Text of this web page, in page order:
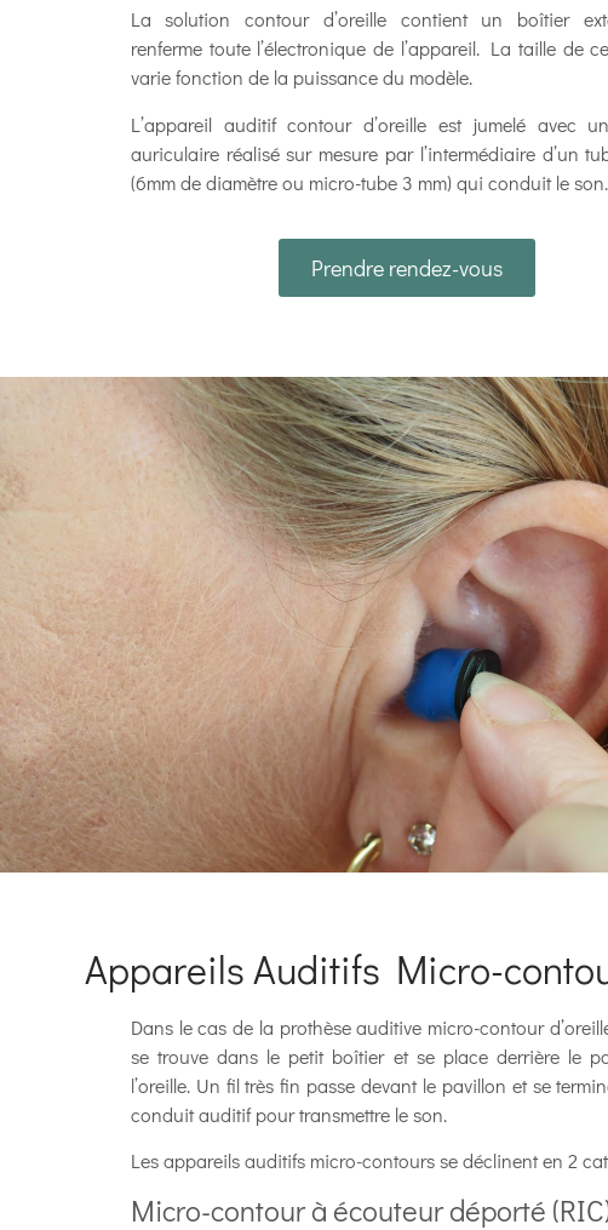
La solution contour d’oreille contient un boîtier
renferme toute l’électronique de l’appareil. La taille de
varie fonction de la puissance du modèle.
L’appareil auditif contour d’oreille est jumelé avec
auriculaire réalisé sur mesure par l’intermédiaire d’un
(6mm de diamètre ou micro-tube 3 mm) qui conduit le son.
Prendre rendez-vous
Appareils Auditifs Micro-
Dans le cas de la prothèse auditive micro-contour
se trouve dans le petit boîtier et se place derrière le
l’oreille. Un fil très fin passe devant le pavillon et se
conduit auditif pour transmettre le son.
Les appareils auditifs micro-contours se déclinent en 2
Micro-contour à écouteur déporté